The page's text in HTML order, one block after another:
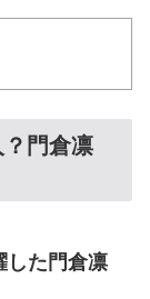
門倉凛
した門倉凛